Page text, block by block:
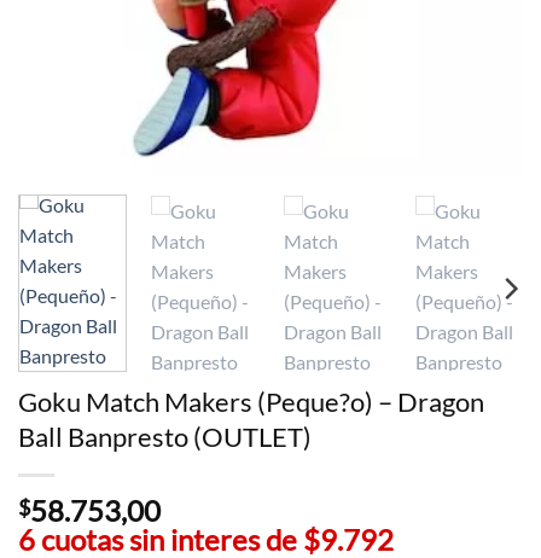
Goku Match Makers (Peque?o) – Dragon
Ball Banpresto (OUTLET)
$58.753,00
6 cuotas sin interes de $9.792